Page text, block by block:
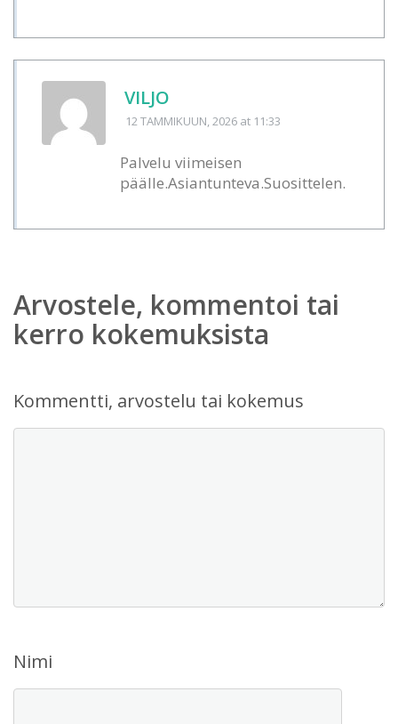
VILJO
12 TAMMIKUUN, 2026 at 11:33
Palvelu viimeisen
päälle.Asiantunteva.Suosittelen.
Arvostele, kommentoi tai
kerro kokemuksista
Kommentti, arvostelu tai kokemus
Nimi